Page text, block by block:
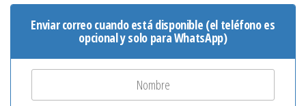
Enviar correo cuando está disponible (el teléfono es
opcional y solo para WhatsApp)